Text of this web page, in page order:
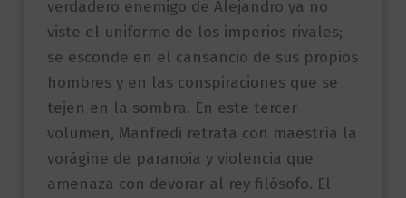
verdadero enemigo de Alejandro ya no
viste el uniforme de los imperios rivales;
se esconde en el cansancio de sus propios
hombres y en las conspiraciones que se
tejen en la sombra. En este tercer
volumen, Manfredi retrata con maestría la
vorágine de paranoia y violencia que
amenaza con devorar al rey filósofo. El